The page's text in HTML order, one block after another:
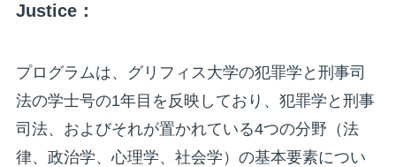
Justice：
プログラムは、グリフィス大学の犯罪学と刑事司
法の学士号の1年目を反映しており、犯罪学と刑事
司法、およびそれが置かれている4つの分野（法
律、政治学、心理学、社会学）の基本要素につい